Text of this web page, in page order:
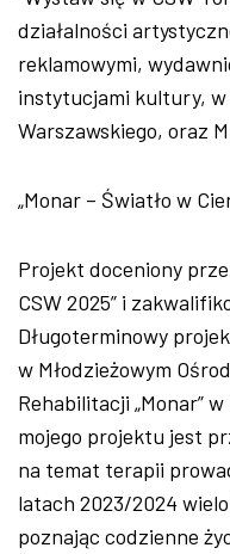
działalności
reklamowymi,
instytucjami kultury, w
Warszawskiego, oraz
„Monar – Światło w
Projekt doceniony
CSW 2025” i
Długoterminowy
w Młodzieżowym
Rehabilitacji „Monar”
mojego projektu jest
na temat terapii
latach 2023/2024
poznając codzienne